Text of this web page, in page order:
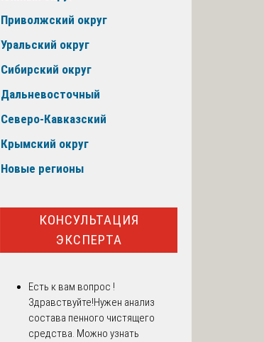
Приволжский округ
Уральский округ
Сибирский округ
Дальневосточный
Северо-Кавказский
Крымский округ
Новые регионы
КОНСУЛЬТАЦИЯ
ЭКСПЕРТА
Есть к вам вопрос !
Здравствуйте!Нужен анализ
состава пенного чистящего
средства. Можно узнать